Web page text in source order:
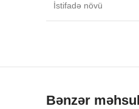
İstifadə növü
Bənzər